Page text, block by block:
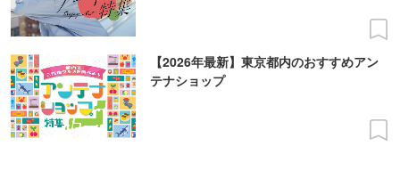
【2026年最新】東京都内のおすすめアン
テナショップ